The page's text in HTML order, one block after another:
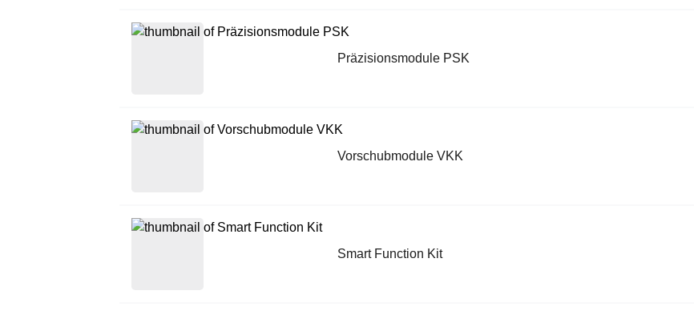
Präzisionsmodule PSK
Vorschubmodule VKK
Smart Function Kit